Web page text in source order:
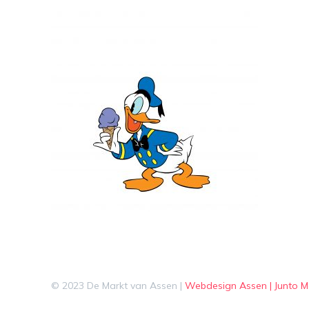
© 2023 De Markt van Assen | Webdesign Assen | Junto